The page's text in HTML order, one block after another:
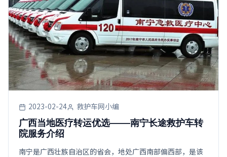
2023-02-24 救护车网小编
广西当地医疗转运优选——南宁长途救护车转
院服务介绍
南宁是广西壮族自治区的省会，地处广西南部偏西部，是该